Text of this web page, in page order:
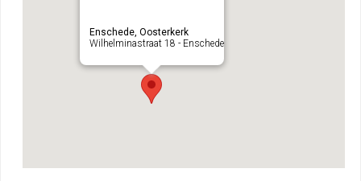
Enschede, Oosterkerk
Wilhelminastraat 18 - Enschede